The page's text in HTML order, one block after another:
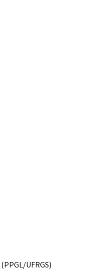
UFRGS)